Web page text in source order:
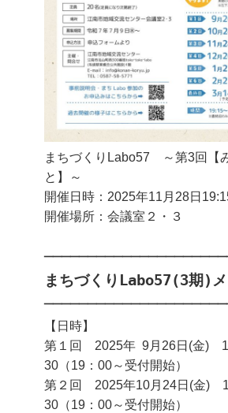
まちづくりLabo57 ～第3回【
と】～
開催日時：2025年11月28日
開催場所：会議室２・３
【日時】
第１回 2025年 9月26日(金)
30（19：00～受付開始）
第２回 2025年10月24日(金)
30（19：00～受付開始）